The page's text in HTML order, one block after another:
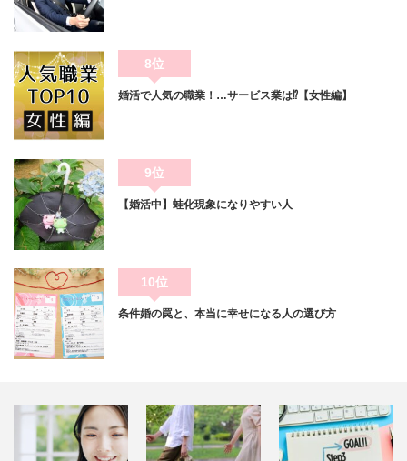
8位
婚活で人気の職業！…サービス業は⁉【女性編】
9位
【婚活中】蛙化現象になりやすい人
10位
条件婚の罠と、本当に幸せになる人の選び方